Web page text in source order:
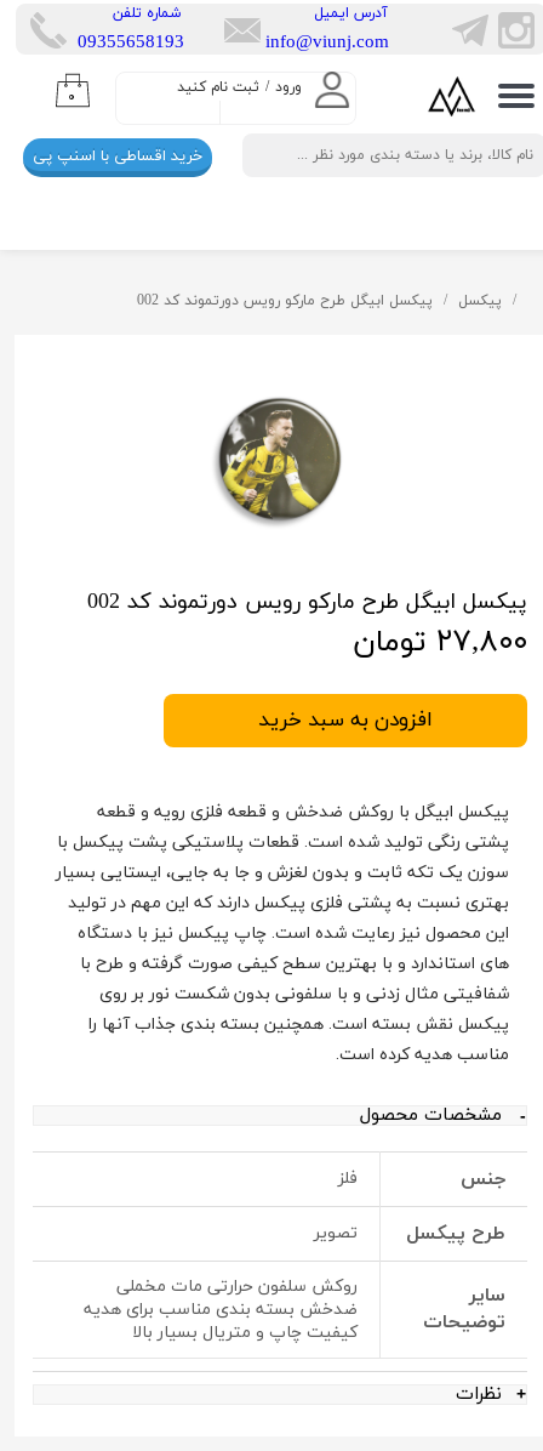
ورود / ثبت نام کنید
حساب کاربری من
تغییر گذر واژه
سفارشات
۰
​شماره تلفن
​​09355658193
​آدرس ایمیل
info@viunj.com
خرید اقساطی با اسنپ پی
پیکسل پیکسل ابیگل طرح مارکو رویس دورتموند کد 002
پیکسل ابیگل طرح مارکو رویس دورتموند کد 002
۲۷,۸۰۰ تومان
افزودن به سبد خرید
پیکسل ابیگل با روکش ضدخش و قطعه فلزی رویه و قطعه
پشتی رنگی تولید شده است. قطعات پلاستیکی پشت پیکسل با
سوزن یک تکه ثابت و بدون لغزش و جا به جایی، ایستایی بسیار
بهتری نسبت به پشتی فلزی پیکسل دارند که این مهم در تولید
این محصول نیز رعایت شده است. چاپ پیکسل نیز با دستگاه
های استاندارد و با بهترین سطح کیفی صورت گرفته و طرح با
شفافیتی مثال زدنی و با سلفونی بدون شکست نور بر روی
پیکسل نقش بسته است. همچنین بسته بندی جذاب آنها را
مناسب هدیه کرده است.
مشخصات محصول
جنس فلز
طرح پیکسل تصویر
سایر
توضیحات
روکش سلفون حرارتی مات مخملی
ضدخش بسته بندی مناسب برای هدیه
کیفیت چاپ و متریال بسیار بالا
نظرات